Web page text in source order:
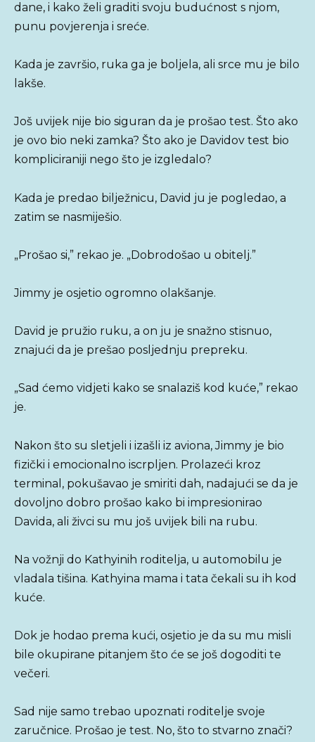
dane, i kako želi graditi svoju budućnost s njom,
punu povjerenja i sreće.
Kada je završio, ruka ga je boljela, ali srce mu je bilo
lakše.
Još uvijek nije bio siguran da je prošao test. Što ako
je ovo bio neki zamka? Što ako je Davidov test bio
kompliciraniji nego što je izgledalo?
Kada je predao bilježnicu, David ju je pogledao, a
zatim se nasmiješio.
„Prošao si,” rekao je. „Dobrodošao u obitelj.”
Jimmy je osjetio ogromno olakšanje.
David je pružio ruku, a on ju je snažno stisnuo,
znajući da je prešao posljednju prepreku.
„Sad ćemo vidjeti kako se snalaziš kod kuće,” rekao
je.
Nakon što su sletjeli i izašli iz aviona, Jimmy je bio
fizički i emocionalno iscrpljen. Prolazeći kroz
terminal, pokušavao je smiriti dah, nadajući se da je
dovoljno dobro prošao kako bi impresionirao
Davida, ali živci su mu još uvijek bili na rubu.
Na vožnji do Kathyinih roditelja, u automobilu je
vladala tišina. Kathyina mama i tata čekali su ih kod
kuće.
Dok je hodao prema kući, osjetio je da su mu misli
bile okupirane pitanjem što će se još dogoditi te
večeri.
Sad nije samo trebao upoznati roditelje svoje
zaručnice. Prošao je test. No, što to stvarno znači?